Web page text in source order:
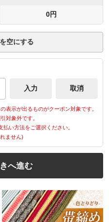
0円
空にする
表示が出るものがクーポン対象です。
対象外です。
い方法をご選択ください。
ません)
へ進む